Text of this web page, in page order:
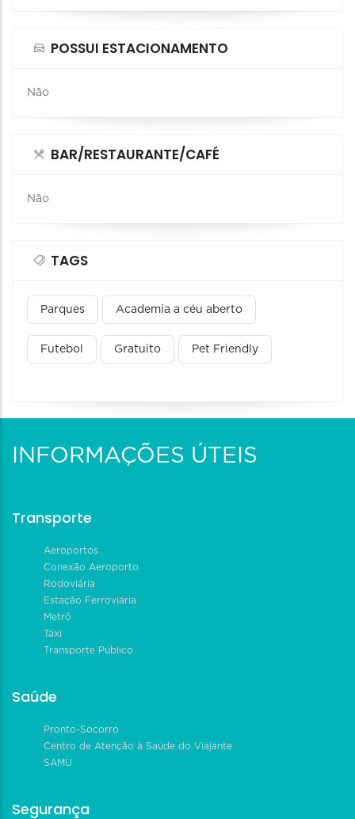
POSSUI ESTACIONAMENTO
Não
BAR/RESTAURANTE/CAFÉ
Não
TAGS
Parques Academia a céu aberto
Futebol Gratuito Pet Friendly
INFORMAÇÕES ÚTEIS
Transporte
Aeroportos
Conexão Aeroporto
Rodoviária
Estação Ferroviária
Metrô
Táxi
Transporte Público
Saúde
Pronto-Socorro
Centro de Atenção à Saúde do Viajante
SAMU
Segurança